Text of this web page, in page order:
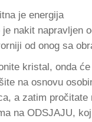
je energija
nakit napravljen
od onog sa
kristal, onda
na osnovu
a zatim
na ODSJAJU,